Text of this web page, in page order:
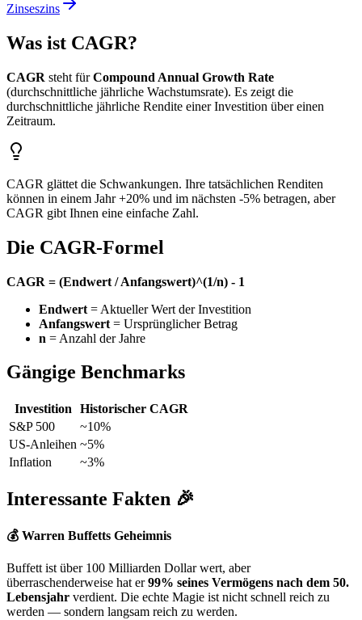
Zinseszins
Was ist CAGR?
CAGR steht fürCompound Annual Growth Rate
(durchschnittliche jährliche Wachstumsrate). Es zeigt die
durchschnittliche jährliche Rendite einer Investition über einen
Zeitraum.
CAGR glättet die Schwankungen. Ihre tatsächlichen Renditen
können in einem Jahr +20% und im nächsten -5% betragen, aber
CAGR gibt Ihnen eine einfache Zahl.
Die CAGR-Formel
CAGR = (Endwert / Anfangswert)^(1/n) - 1
Endwert = Aktueller Wert der Investition
Anfangswert = Ursprünglicher Betrag
n = Anzahl der Jahre
Gängige Benchmarks
Investition
Historischer CAGR
S&P 500
~10%
US-Anleihen ~5%
Inflation
~3%
Interessante Fakten 🎉
💰 Warren Buffetts Geheimnis
Buffett ist über 100 Milliarden Dollar wert, aber
überraschenderweise hat er99% seines Vermögens nach dem 50.
Lebensjahr verdient. Die echte Magie ist nicht schnell reich zu
werden — sondern langsam reich zu werden.